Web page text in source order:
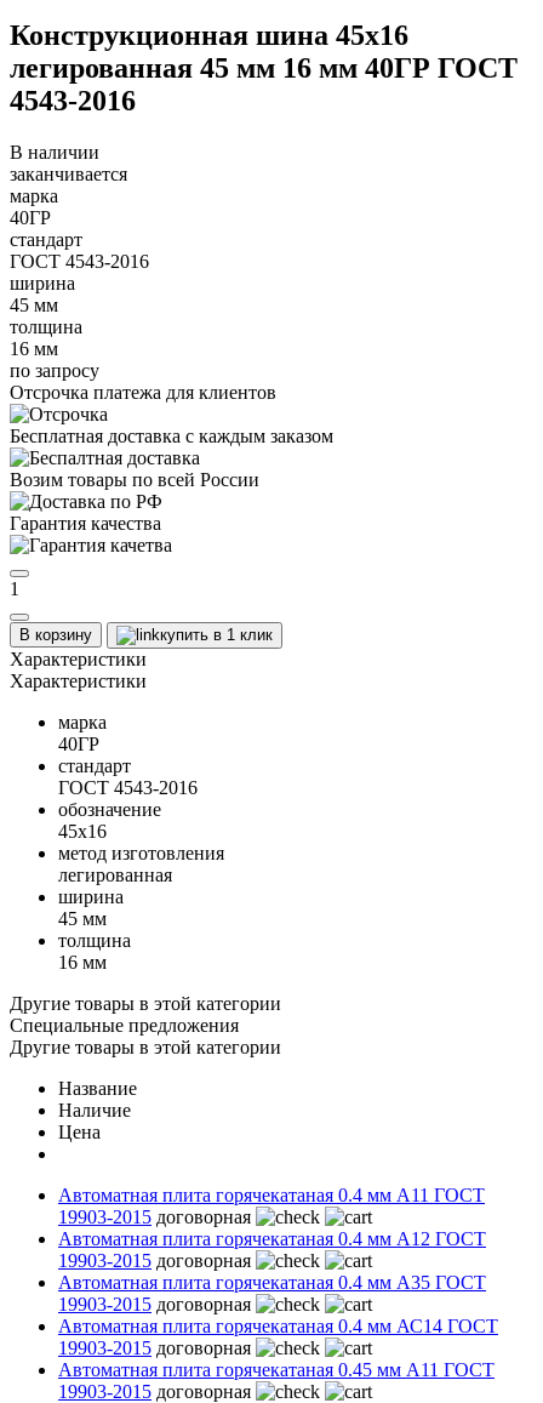
Конструкционная шина 45х16
легированная 45 мм 16 мм 40ГР ГОСТ
4543-2016
В наличии
заканчивается
марка
40ГР
стандарт
ГОСТ 4543-2016
ширина
45 мм
толщина
16 мм
по запросу
Отсрочка платежа для клиентов
Бесплатная доставка с каждым заказом
Возим товары по всей России
Гарантия качества
1
В корзину купить в 1 клик
Характеристики
Характеристики
марка
40ГР
стандарт
ГОСТ 4543-2016
обозначение
45х16
метод изготовления
легированная
ширина
45 мм
толщина
16 мм
Другие товары в этой категории
Специальные предложения
Другие товары в этой категории
Название
Наличие
Цена
Автоматная плита горячекатаная 0.4 мм А11 ГОСТ
19903-2015 договорная
Автоматная плита горячекатаная 0.4 мм А12 ГОСТ
19903-2015 договорная
Автоматная плита горячекатаная 0.4 мм А35 ГОСТ
19903-2015 договорная
Автоматная плита горячекатаная 0.4 мм АС14 ГОСТ
19903-2015 договорная
Автоматная плита горячекатаная 0.45 мм А11 ГОСТ
19903-2015 договорная